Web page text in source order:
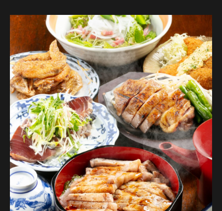
※お席の時間は120分となります・この内容は仕入れ状況等に
より変更になる場合がございます。コースの制限時間は120分
となっております。飲み放題のラストオーダーは30分前とな
っております。
【開催期間】2026年8月1日～2026年8月31日
【来店時間】17時00分～25時00分
【予約期限】前日の23時までにご予約ください
※この内容は仕入れ状況等により変更になる場合がございま
す。
※他割引優待、施設利用券併用不可。（施設利用券ご利用の
お客様・コース金額6,500円）
※予約のキャンセルは必ず一週間前までにご連絡お願い致し
ます。
【飲み放題】有 約30品以上
【コース内容】
歓迎会、各ご宴会に！
ネット予約限定お得なクーポンもございます！
・ゆったり利用 お席3時間（飲み放題延長）クーポン（日～
木限定）など！
【前菜】 名古屋コーチン玉子のうなぎ入り出汁巻き
【鮮魚】 鮮魚のお刺身2種盛り合わせ
【冷菜】ベーコンときのこの和風サラダ
【焼物】豪華！名古屋コーチンもも肉・知多牛の炭火炙り